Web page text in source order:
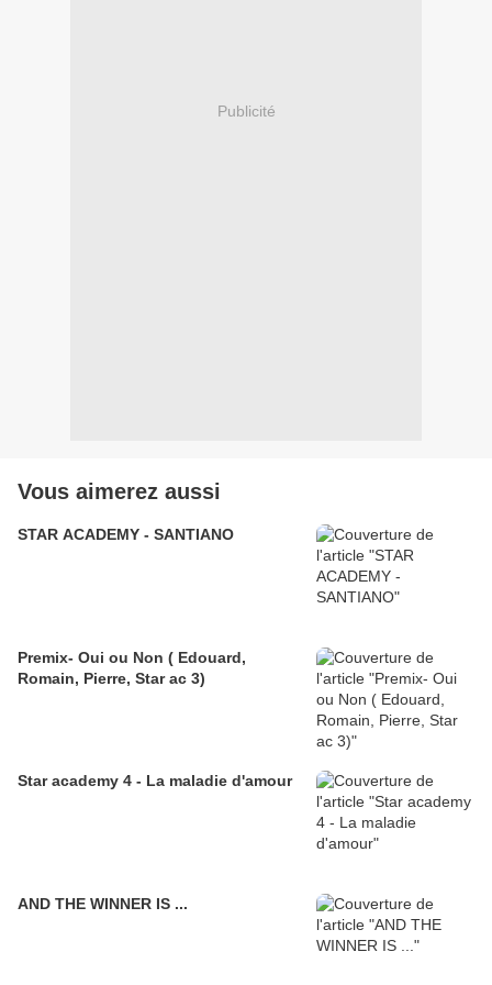
Publicité
Vous aimerez aussi
STAR ACADEMY - SANTIANO
Premix- Oui ou Non ( Edouard,
Romain, Pierre, Star ac 3)
Star academy 4 - La maladie d'amour
AND THE WINNER IS ...